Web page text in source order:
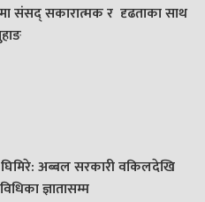
संसद् सकारात्मक र दृढताका साथ
अब्बल सरकारी वकिलदेखि
ज्ञातासम्म